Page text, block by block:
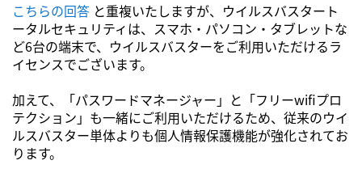
こちらの回答 と重複いたしますが、ウイルスバスタート
ータルセキュリティは、スマホ・パソコン・タブレットな
ど6台の端末で、ウイルスバスターをご利用いただけるラ
イセンスでございます。
加えて、「パスワードマネージャー」と「フリーwifiプロ
テクション」も一緒にご利用いただけるため、従来のウイ
ルスバスター単体よりも個人情報保護機能が強化されてお
ります。